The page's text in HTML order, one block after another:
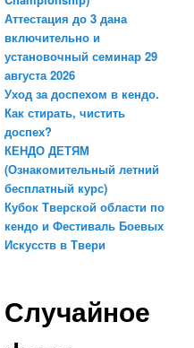
Аттестация до 3 дана
включительно и
установочный семинар 29
августа 2026
Уход за доспехом в кендо.
Как стирать, чистить
доспех?
КЕНДО ДЕТЯМ
(Ознакомительный летний
бесплатный курс)
Кубок Тверской области по
кендо и Фестиваль Боевых
Искусств в Твери
Случайное